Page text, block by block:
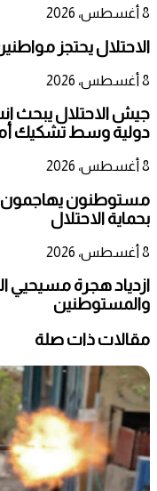
8 أغسطس، 2026
الاحتلال يحتجز
8 أغسطس، 2026
جيش الاحتلال يبحث
دولية وسط تشكيك
8 أغسطس، 2026
مستوطنون يهاجمون
بحماية الاحتلال
8 أغسطس، 2026
ازدياد هجرة مسيحيي
والمستوطنين
مقالات ذات صلة